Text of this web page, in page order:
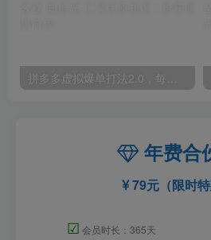
年费合
79元（限时特
☑ 会员时长：365天